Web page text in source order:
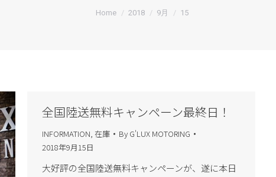
You are here:
Home 2018 9月 15
全国陸送無料キャンペーン最終日！
INFORMATION, 在庫 By G'LUX MOTORING
2018年9月15日
大好評の全国陸送無料キャンペーンが、遂に本日